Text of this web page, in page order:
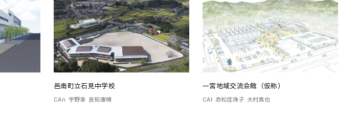
邑南町立石見中学校
CAn 宇野享 良知康晴
一宮地域交流会館（仮称）
CAt 赤松佳珠子 大村真也